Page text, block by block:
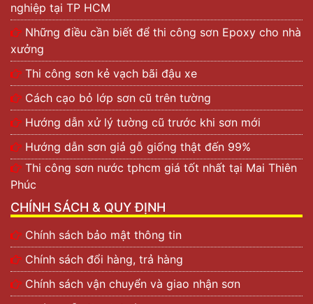
nghiệp tại TP HCM
Những điều cần biết để thi công sơn Epoxy cho nhà
xưởng
Thi công sơn kẻ vạch bãi đậu xe
Cách cạo bỏ lớp sơn cũ trên tường
Hướng dẫn xử lý tường cũ trước khi sơn mới
Hướng dẫn sơn giả gỗ giống thật đến 99%
Thi công sơn nước tphcm giá tốt nhất tại Mai Thiên
Phúc
CHÍNH SÁCH & QUY ĐỊNH
Chính sách bảo mật thông tin
Chính sách đổi hàng, trả hàng
Chính sách vận chuyển và giao nhận sơn